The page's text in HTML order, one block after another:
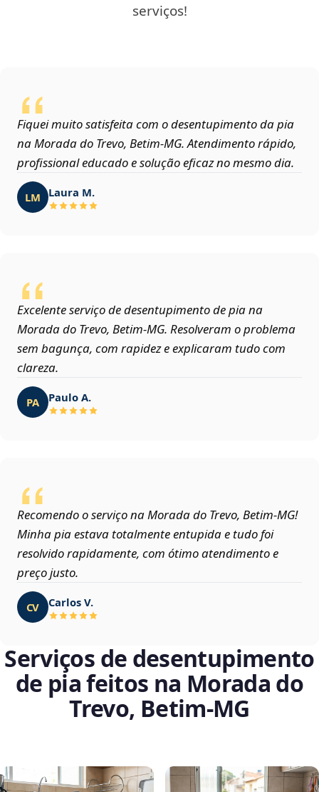
serviços!
Fiquei muito satisfeita com o desentupimento da pia
na Morada do Trevo, Betim‑MG. Atendimento rápido,
profissional educado e solução eficaz no mesmo dia.
LM Laura M.
Excelente serviço de desentupimento de pia na
Morada do Trevo, Betim‑MG. Resolveram o problema
sem bagunça, com rapidez e explicaram tudo com
clareza.
PA Paulo A.
Recomendo o serviço na Morada do Trevo, Betim‑MG!
Minha pia estava totalmente entupida e tudo foi
resolvido rapidamente, com ótimo atendimento e
preço justo.
CV Carlos V.
Serviços de desentupimento
de pia feitos na Morada do
Trevo, Betim‑MG